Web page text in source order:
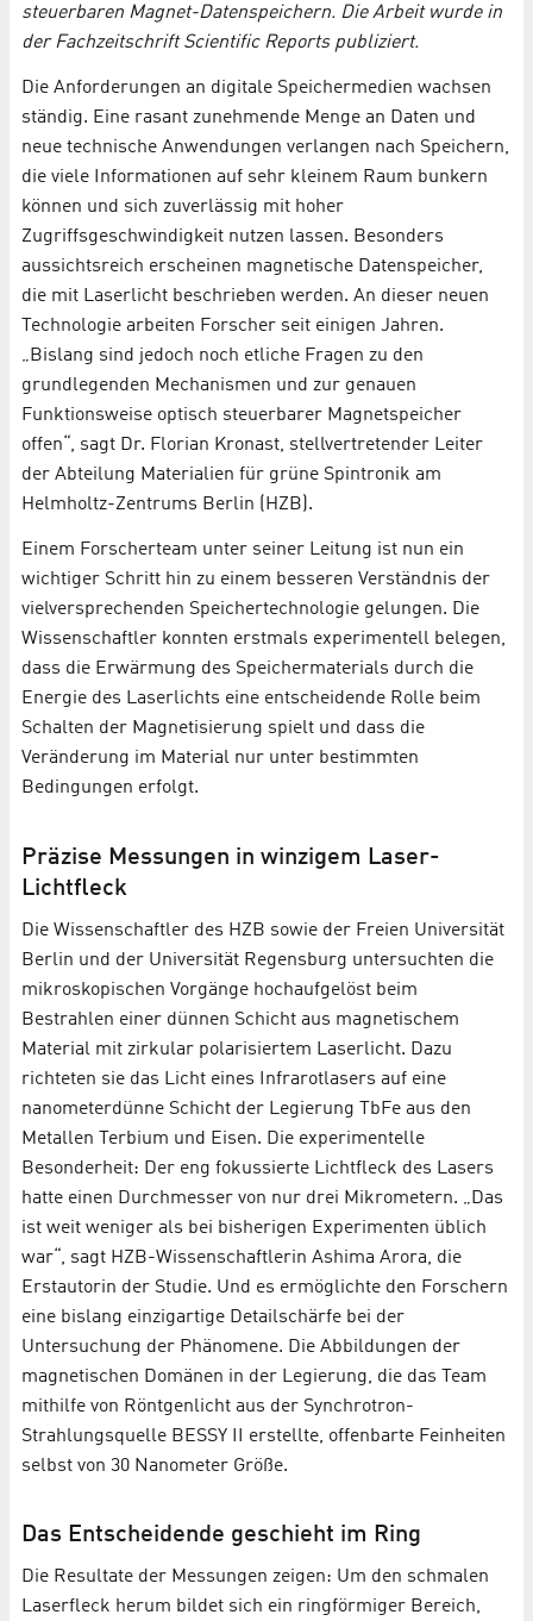
steuerbaren Magnet-Datenspeichern. Die Arbeit wurde in
der Fachzeitschrift Scientific Reports publiziert.
Die Anforderungen an digitale Speichermedien wachsen
ständig. Eine rasant zunehmende Menge an Daten und
neue technische Anwendungen verlangen nach Speichern,
die viele Informationen auf sehr kleinem Raum bunkern
können und sich zuverlässig mit hoher
Zugriffsgeschwindigkeit nutzen lassen. Besonders
aussichtsreich erscheinen magnetische Datenspeicher,
die mit Laserlicht beschrieben werden. An dieser neuen
Technologie arbeiten Forscher seit einigen Jahren.
„Bislang sind jedoch noch etliche Fragen zu den
grundlegenden Mechanismen und zur genauen
Funktionsweise optisch steuerbarer Magnetspeicher
offen“, sagt Dr. Florian Kronast, stellvertretender Leiter
der Abteilung Materialien für grüne Spintronik am
Helmholtz-Zentrums Berlin (HZB).
Einem Forscherteam unter seiner Leitung ist nun ein
wichtiger Schritt hin zu einem besseren Verständnis der
vielversprechenden Speichertechnologie gelungen. Die
Wissenschaftler konnten erstmals experimentell belegen,
dass die Erwärmung des Speichermaterials durch die
Energie des Laserlichts eine entscheidende Rolle beim
Schalten der Magnetisierung spielt und dass die
Veränderung im Material nur unter bestimmten
Bedingungen erfolgt.
Präzise Messungen in winzigem Laser-
Lichtfleck
Die Wissenschaftler des HZB sowie der Freien Universität
Berlin und der Universität Regensburg untersuchten die
mikroskopischen Vorgänge hochaufgelöst beim
Bestrahlen einer dünnen Schicht aus magnetischem
Material mit zirkular polarisiertem Laserlicht. Dazu
richteten sie das Licht eines Infrarotlasers auf eine
nanometerdünne Schicht der Legierung TbFe aus den
Metallen Terbium und Eisen. Die experimentelle
Besonderheit: Der eng fokussierte Lichtfleck des Lasers
hatte einen Durchmesser von nur drei Mikrometern. „Das
ist weit weniger als bei bisherigen Experimenten üblich
war“, sagt HZB-Wissenschaftlerin Ashima Arora, die
Erstautorin der Studie. Und es ermöglichte den Forschern
eine bislang einzigartige Detailschärfe bei der
Untersuchung der Phänomene. Die Abbildungen der
magnetischen Domänen in der Legierung, die das Team
mithilfe von Röntgenlicht aus der Synchrotron-
Strahlungsquelle BESSY II erstellte, offenbarte Feinheiten
selbst von 30 Nanometer Größe.
Das Entscheidende geschieht im Ring
Die Resultate der Messungen zeigen: Um den schmalen
Laserfleck herum bildet sich ein ringförmiger Bereich,